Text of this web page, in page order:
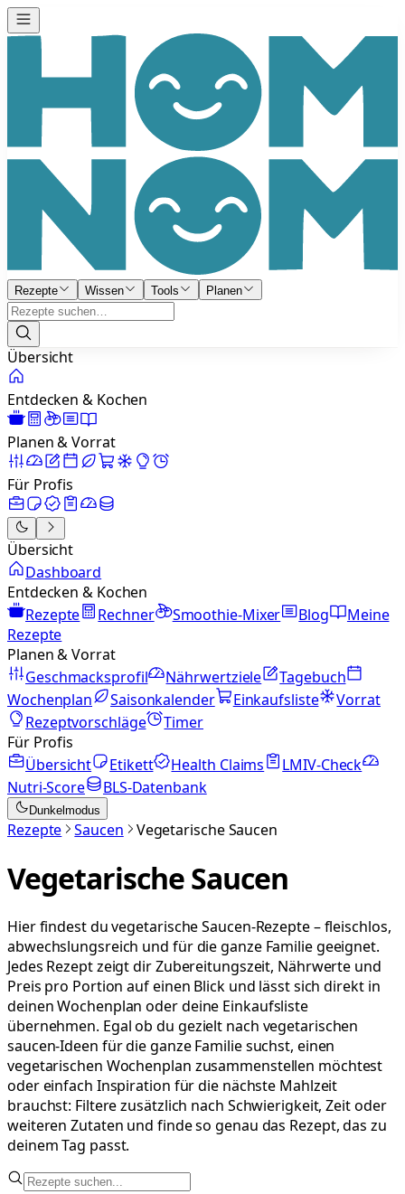
Rezepte Wissen Tools Planen
Übersicht
Entdecken & Kochen
Planen & Vorrat
Für Profis
Übersicht
Dashboard
Entdecken & Kochen
Rezepte
Rechner Smoothie-Mixer Blog
Meine
Rezepte
Planen & Vorrat
Geschmacksprofil
Nährwertziele
Tagebuch
Wochenplan
Saisonkalender Einkaufsliste
Vorrat
Rezeptvorschläge
Timer
Für Profis
Übersicht
Etikett Health Claims
LMIV-Check
Nutri-Score
BLS-Datenbank
Dunkelmodus
Rezepte Saucen Vegetarische Saucen
Vegetarische Saucen
Hier findest du vegetarische Saucen-Rezepte – fleischlos,
abwechslungsreich und für die ganze Familie geeignet.
Jedes Rezept zeigt dir Zubereitungszeit, Nährwerte und
Preis pro Portion auf einen Blick und lässt sich direkt in
deinen Wochenplan oder deine Einkaufsliste
übernehmen. Egal ob du gezielt nach vegetarischen
saucen-Ideen für die ganze Familie suchst, einen
vegetarischen Wochenplan zusammenstellen möchtest
oder einfach Inspiration für die nächste Mahlzeit
brauchst: Filtere zusätzlich nach Schwierigkeit, Zeit oder
weiteren Zutaten und finde so genau das Rezept, das zu
deinem Tag passt.